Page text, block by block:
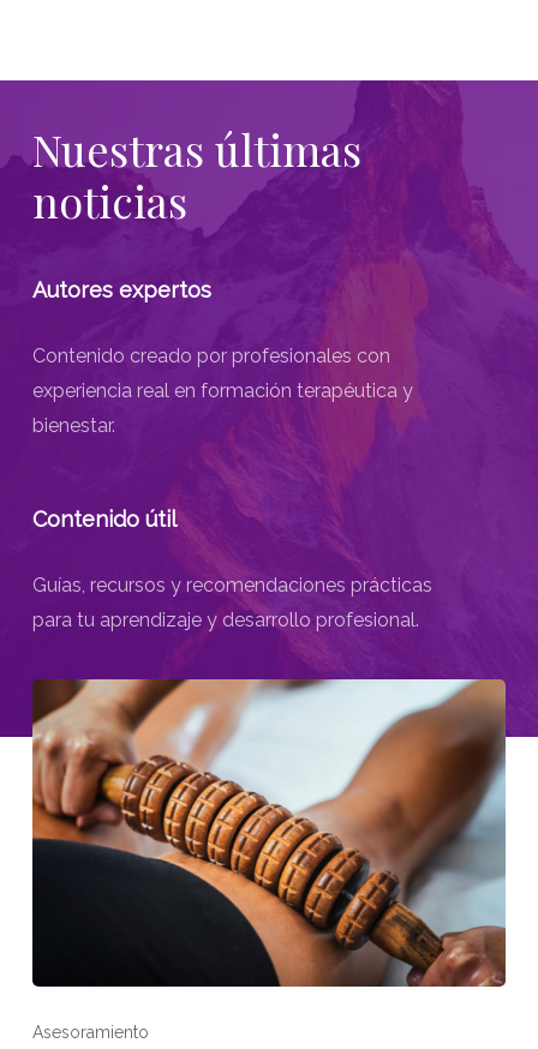
Nuestras últimas
noticias
Autores expertos
Contenido creado por profesionales con
experiencia real en formación terapéutica y
bienestar.
Contenido útil
Guías, recursos y recomendaciones prácticas
para tu aprendizaje y desarrollo profesional.
Asesoramiento